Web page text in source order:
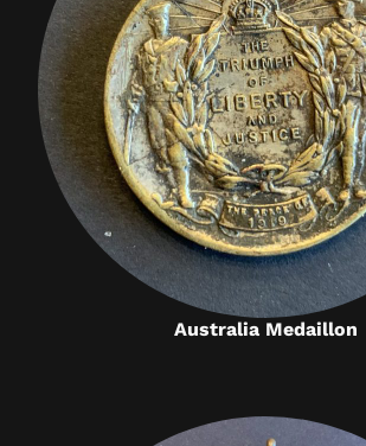
Australia Medaillon